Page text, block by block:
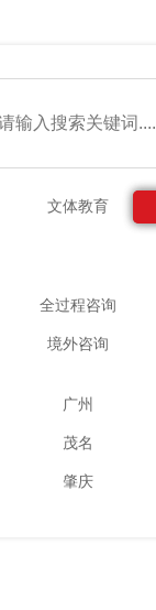
文体教育
全过程咨询
境外咨询
广州
茂名
肇庆